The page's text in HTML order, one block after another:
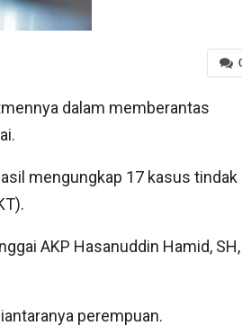
dalam memberantas
mengungkap 17 kasus tindak
AKP Hasanuddin Hamid, SH,
perempuan.